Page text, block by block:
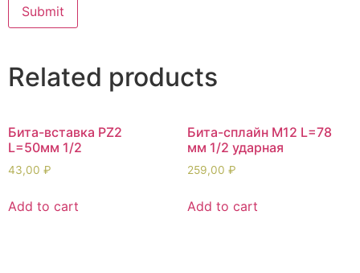
Related products
Бита-вставка PZ2
L=50мм 1/2
43,00 ₽
Add to cart
Бита-сплайн М12 L=78
мм 1/2 ударная
259,00 ₽
Add to cart